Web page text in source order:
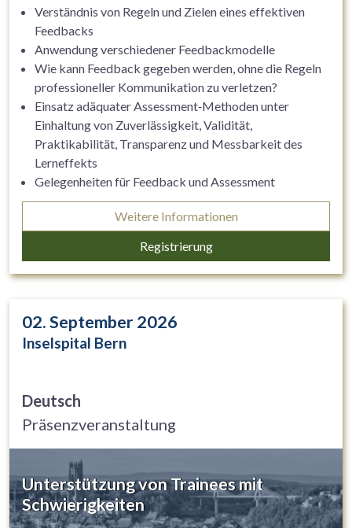
Verständnis von Regeln und Zielen eines effektiven
Feedbacks
Anwendung verschiedener Feedbackmodelle
Wie kann Feedback gegeben werden, ohne die Regeln
professioneller Kommunikation zu verletzen?
Einsatz adäquater Assessment‐Methoden unter
Einhaltung von Zuverlässigkeit, Validität,
Praktikabilität, Transparenz und Messbarkeit des
Lerneffekts
Gelegenheiten für Feedback und Assessment
identifizieren und nutzen
Feedback und Assessment als wichtiges Tool für die
Entrustable Professional Activities)
Weitere Informationen
Registrierung
02. September 2026
Inselspital Bern
Deutsch
Präsenzveranstaltung
Unterstützung von Trainees mit
Schwierigkeiten